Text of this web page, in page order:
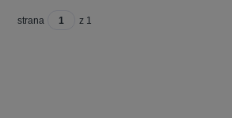
strana z 1